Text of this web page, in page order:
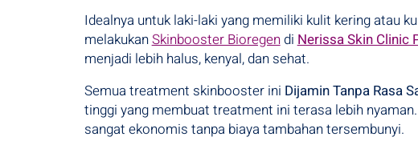
Idealnya untuk laki-laki yang memiliki kulit kering atau
melakukanSkinbooster BioregendiNerissa Skin Clinic
menjadi lebih halus, kenyal, dan sehat.
Semua treatment skinbooster ini Dijamin Tanpa Rasa
tinggi yang membuat treatment ini terasa lebih
sangat ekonomis tanpa biaya tambahan tersembunyi.